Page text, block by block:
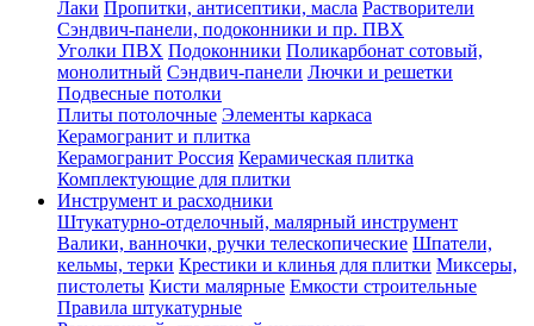
Лаки Пропитки, антисептики, масла Растворители
Сэндвич-панели, подоконники и пр. ПВХ
Уголки ПВХ Подоконники Поликарбонат сотовый,
монолитный Сэндвич-панели Лючки и решетки
Подвесные потолки
Плиты потолочные Элементы каркаса
Керамогранит и плитка
Керамогранит Россия Керамическая плитка
Комплектующие для плитки
Инструмент и расходники
Штукатурно-отделочный, малярный инструмент
Валики, ванночки, ручки телескопические Шпатели,
кельмы, терки Крестики и клинья для плитки Миксеры,
пистолеты Кисти малярные Емкости строительные
Правила штукатурные